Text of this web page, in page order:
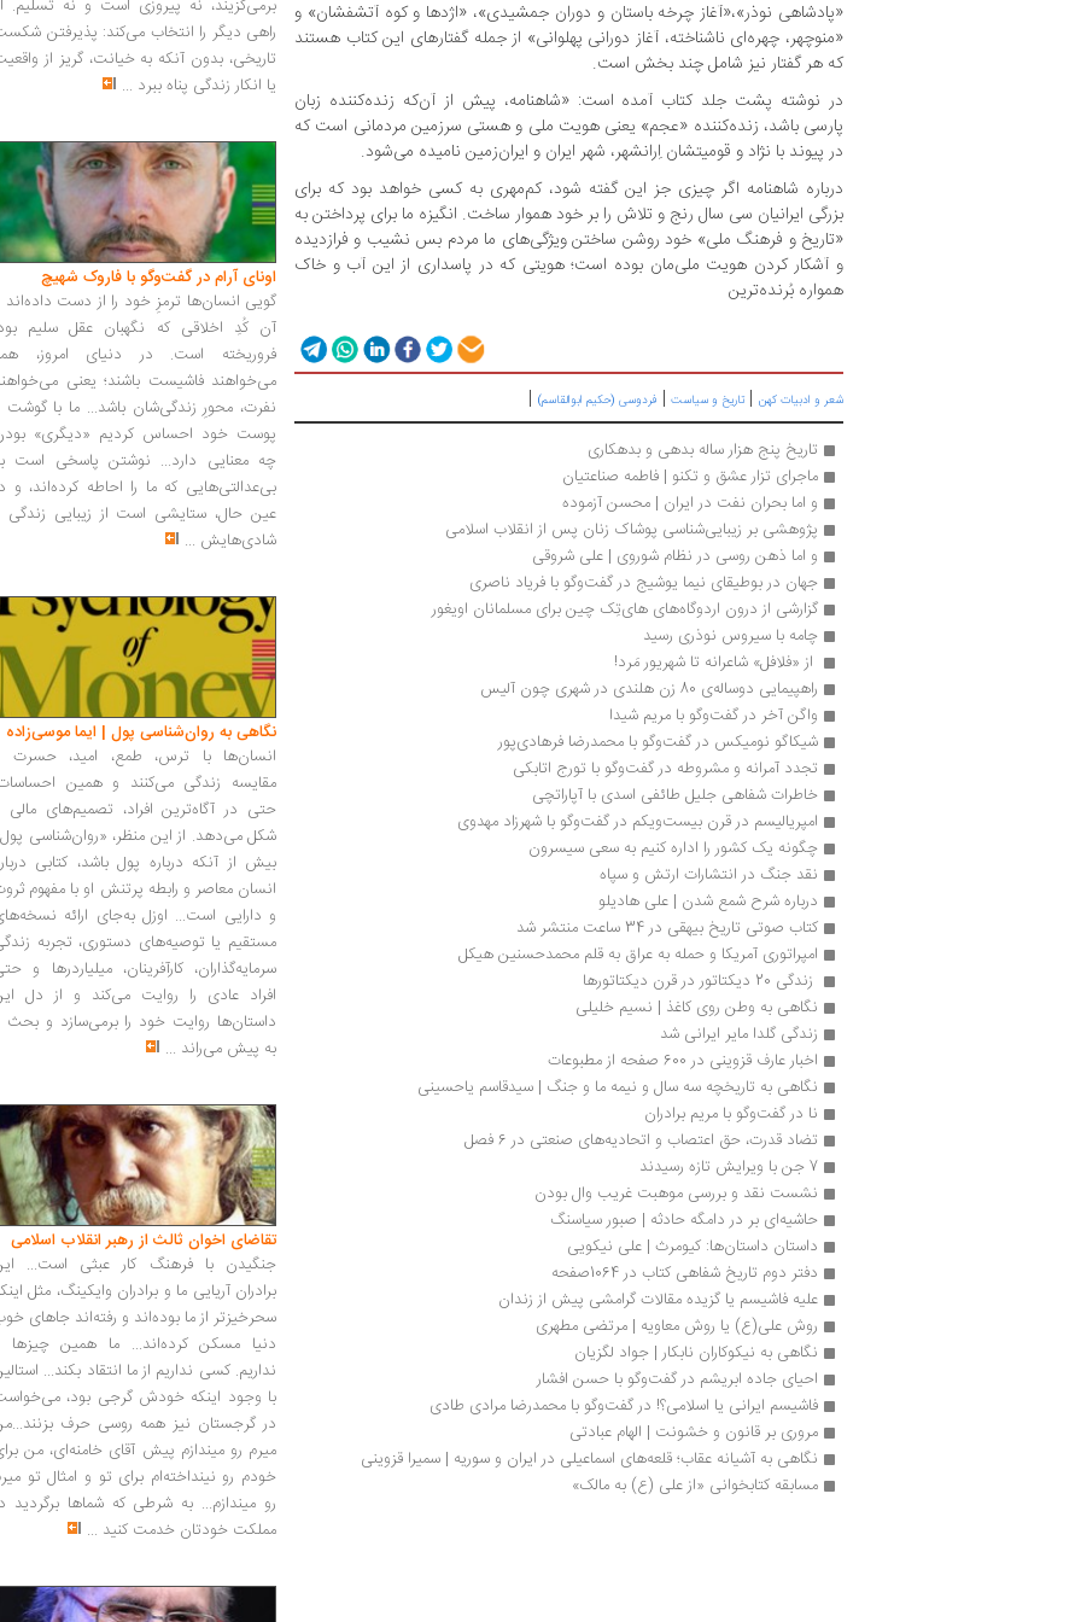
«پادشاهی نوذر»،«آغاز چرخه باستان و دوران جمشیدی»، «اژدها و کوه آتشفشان» و
«منوچهر، چهره‌ای ناشناخته، آغاز دورانی پهلوانی» از جمله گفتارهای این کتاب هستند
که هر گفتار نیز شامل چند بخش است.
در نوشته پشت جلد کتاب آمده است: «شاهنامه، پیش از آن‌که زنده‌کننده زبان
پارسی باشد، زنده‌کننده «عجم» یعنی هویت ملی و هستی سرزمین مردمانی است که
در پیوند با نژاد و قومیتشان اِرانشهر، شهر ایران و ایران‌زمین نامیده می‌شود.
درباره شاهنامه اگر چیزی جز این گفته شود، کم‌مهری به کسی خواهد بود که برای
بزرگی ایرانیان سی‌ سال رنج و تلاش را بر خود هموار ساخت. انگیزه ما برای پرداختن به
«تاریخ و فرهنگ ملی» خود روشن ساختن ویژگی‌های ما مردم ‌بس نشیب و فرازدیده
و آشکار کردن هویت ملی‌مان بوده است؛ هویتی که در پاسداری از این آب و خاک
همواره بُرنده‌ترین
شعر و ادبیات کهن | تاریخ و سیاست | فردوسی (حکیم ابوالقاسم) |
تاریخ پنج هزار ساله بدهی و بدهکاری
ماجرای تزار عشق و تکنو | فاطمه صناعتیان
و اما بحران نفت در ایران | محسن آزموده
پژوهشی بر زیبایی‌شناسی پوشاک زنان پس از انقلاب اسلامی
و اما ذهن روسی در نظام شوروی | علی شروقی
جهان در بوطیقای نیما یوشیج در گفت‌وگو با فریاد ناصری
گزارشی از درون اردوگاه‌های های‌تِک چین برای مسلمانان اویغور
چامه با سیروس نوذری رسید
از «فلافل» شاعرانه تا شهریور مَرد!
راهپیمایی دوساله‌ی 80 زن هلندی در شهری چون آلیس
واگن آخر در گفت‌وگو با مریم شیدا
شیکاگو نومیکس در گفت‌وگو با محمدرضا فرهادی‌پور
تجدد آمرانه و مشروطه در گفت‌وگو با تورج اتابکی
خاطرات شفاهی جلیل طائفی اسدی با آپاراتچی
امپریالیسم در قرن بیست‌ویکم در گفت‌وگو با شهرزاد مهدوی
چگونه یک کشور را اداره کنیم به سعی سیسرون
نقد جنگ در انتشارات ارتش و سپاه
درباره شرح شمع شدن | علی هادیلو
کتاب صوتی تاریخ بیهقی در 34 ساعت منتشر شد
امپراتوری آمریکا و حمله به عراق به قلم محمدحسنین هیکل
زندگی 20 دیکتاتور در قرن دیکتاتورها
نگاهی به وطن روی کاغذ | نسیم خلیلی
زندگی گلدا مایر ایرانی شد
اخبار عارف قزوینی در 600 صفحه از مطبوعات
نگاهی به تاریخچه سه سال و نیمه ما و جنگ | سیدقاسم یاحسینی
نا در گفت‌وگو با مریم برادران
تضاد قدرت، حق اعتصاب و اتحادیه‌های صنعتی در 6 فصل
7 جن با ویرایش تازه رسیدند
نشست نقد و بررسی موهبت غریب وال بودن
حاشیه‌ای بر در دامگه حادثه | صبور سیاسنگ
داستان داستان‌ها: کیومرث | علی نیکویی
دفتر دوم تاریخ شفاهی کتاب در 1064صفحه
علیه فاشیسم یا گزیده مقالات گرامشی پیش از زندان
روش علی(ع) یا روش معاویه | مرتضی مطهری
نگاهی به نیکوکاران نابکار | جواد لگزیان
احیای جاده ابریشم در گفت‌وگو با حسن افشار
فاشیسم ایرانی یا اسلامی؟! در گفت‌وگو با محمدرضا مرادی طادی
مروری بر قانون و خشونت | الهام عبادتی
نگاهی به آشیانه عقاب؛ قلعه‌های اسماعیلی در ایران و سوریه | سمیرا قزوینی
مسابقه کتابخوانی «از علی (ع) به مالک»
برمی‌گزیند، نه پیروزی است و نه تسلیم.
راهی دیگر را انتخاب می‌کند: پذیرفتن
تاریخی، بدون آنکه به خیانت، گریز از
یا انکار زندگی پناه ببرد ...
اونای آرام در گفت‌وگو با فاروک شهیچ‭
گویی انسان‌ها ترمزِ خود را از دست داده‌اند
آن کُدِ اخلاقی که نگهبان عقل سلیم
فروریخته است. در دنیای امروز،
می‌خواهند فاشیست باشند؛ یعنی
نفرت، محورِ زندگی‌شان باشد... ما با گوشت
پوست خود احساس کردیم «دیگری»
چه معنایی دارد... نوشتن پاسخی است
بی‌عدالتی‌هایی که ما را احاطه کرده‌اند، و
عین حال، ستایشی است از زیبایی زندگی
شادی‌هایش ...
نگاهی به روان‌شناسی پول | ایما موسی‌زاده
انسان‌ها با ترس، طمع، امید، حسرت
مقایسه زندگی می‌کنند و همین
حتی در آگاه‌ترین افراد، تصمیم‌های مالی
شکل می‌دهد. از این منظر، «روان‌شناسی
بیش از آنکه درباره پول باشد، کتابی
انسان معاصر و رابطه پرتنش او با مفهوم
و دارایی است... اوزل به‌جای ارائه
مستقیم یا توصیه‌های دستوری، تجربه
سرمایه‌گذاران، کارآفرینان، میلیاردرها و
افراد عادی را روایت می‌کند و از دل
داستان‌ها روایت خود را برمی‌سازد و بحث
به پیش می‌راند ...
تقاضای اخوان ثالث از رهبر انقلاب اسلامی
جنگیدن با فرهنگ کار عبثی است...
برادران آریایی ما و برادران وایکینگ، مثل
سحرخیزتر از ما بوده‌اند و رفته‌اند جاهای
دنیا مسکن کرده‌اند... ما همین چیزها
نداریم. کسی نداریم از ما انتقاد بکند...
با وجود اینکه خودش گرجی بود،
در گرجستان نیز همه روسی حرف
میرم رو میندازم پیش آقای خامنه‌ای، من
خودم رو نینداخته‌ام برای تو و امثال تو
رو میندازم... به شرطی که شماها برگردید
مملکت خودتان خدمت کنید ...